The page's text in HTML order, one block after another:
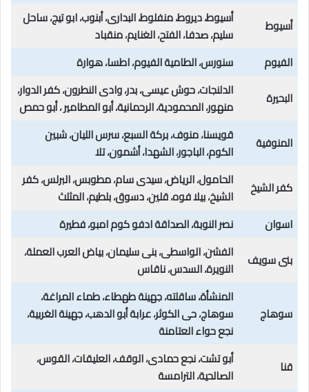
أسيوط
أسيوط، ديروط، منفلوط، البداری، أبنوب، ابو تيج، ساحل
سليم، صدفا، الفتح، الغنایم، منقباد
الفيوم
سنورس، الطامية الفيوم، اطسا، هوارة
البحيرة
الدلنجات، حوش عيسی، بدر، وادى النطرون، كفر الدوار،
منهور، المحمودية، الرحمانية، أبو المطامير ، أبو حمص
المنوفية
قويسنا، منوف، بركة السبع، سرس الليان، شبين
الكوم، الباجور، الشهدا، أشمون، تلا
كفر الشيخ
الحامول، الرياض، سيدى سام، مطوبس، البرلس، كفر
الشيخ، بیلا فوه، قلين، دسوق، بلطيم، المثلث
اسوان
نصر النوبة، الصداقة ادفو كوم امبو، فطيرة
بنى سويف
الفشن، الواسطی، بنی سلیمان، بياض العرب العملة،
النويرة، السدس، ناقاس
سوهاج
المنشأة، ساقلته، جهينة طهطاء، طماء المراغة،
سوهاج، حى الكوثر، عرابة أبو الدهب، جهينة الغربية،
نجع حواء العتامنة
قنا
أبو تشت، نجع حمادی، الوقف، العليقات، القوس،
الصالحية، الترامسة